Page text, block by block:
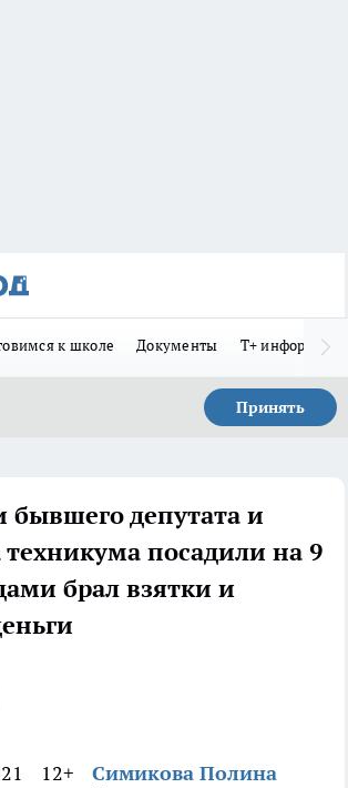
к школе Документы Т+
Принять
депутата и
техникума посадили на 9
брал взятки и
12+ Симикова Полина